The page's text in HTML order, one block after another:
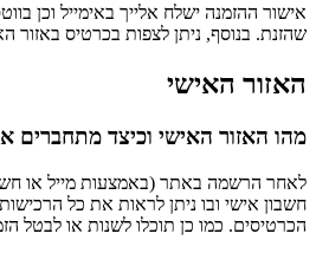
אישור ההזמנה ישלח אלייך באימייל וכן
שהזנת. בנוסף, ניתן לצפות בכרטיס באזור
האזור האישי
מהו האזור האישי וכיצד מתחברים
לאחר הרשמה באתר (באמצעות מייל או
חשבון אישי ובו ניתן לראות את כל
הכרטיסים. כמו כן תוכלו לשנות או לבטל